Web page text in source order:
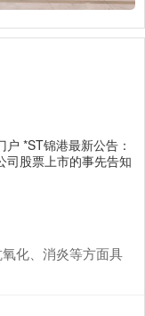
*ST锦港最新公告：
司股票上市的事先告知
化、消炎等方面具